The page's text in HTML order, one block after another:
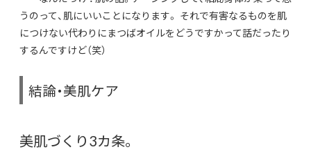
うのって、肌にいいことになります。 それで有害なるものを肌
につけない代わりにまつばオイルをどうですかって話だったり
するんですけど（笑）
結論・美肌ケア
美肌づくり3カ条。